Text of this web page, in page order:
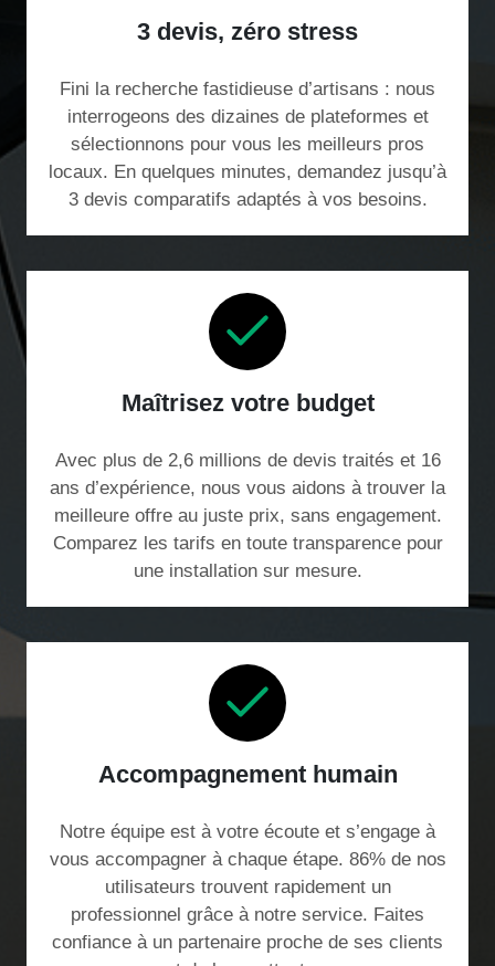
3 devis, zéro stress
Fini la recherche fastidieuse d’artisans : nous
interrogeons des dizaines de plateformes et
sélectionnons pour vous les meilleurs pros
locaux. En quelques minutes, demandez jusqu’à
3 devis comparatifs adaptés à vos besoins.
Maîtrisez votre budget
Avec plus de 2,6 millions de devis traités et 16
ans d’expérience, nous vous aidons à trouver la
meilleure offre au juste prix, sans engagement.
Comparez les tarifs en toute transparence pour
une installation sur mesure.
Accompagnement humain
Notre équipe est à votre écoute et s’engage à
vous accompagner à chaque étape. 86% de nos
utilisateurs trouvent rapidement un
professionnel grâce à notre service. Faites
confiance à un partenaire proche de ses clients